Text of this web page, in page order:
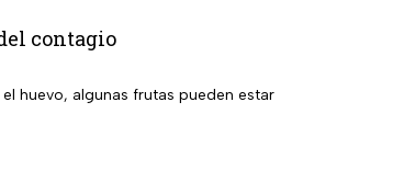
contagio
huevo, algunas frutas pueden estar